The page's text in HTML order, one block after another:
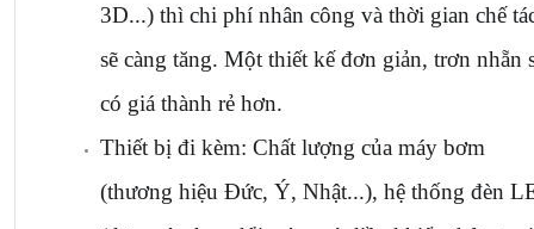
3D...) thì chi phí nhân công và thời gian chế
sẽ càng tăng. Một thiết kế đơn giản, trơn nhẵn
có giá thành rẻ hơn.
Thiết bị đi kèm: Chất lượng của máy bơm
(thương hiệu Đức, Ý, Nhật...), hệ thống đèn